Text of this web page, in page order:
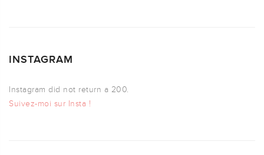
INSTAGRAM
Instagram did not return a 200.
Suivez-moi sur Insta !